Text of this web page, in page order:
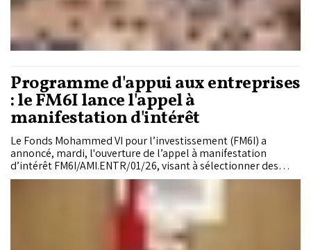
Programme d'appui aux entreprises
: le FM6I lance l'appel à
manifestation d'intérêt
Le Fonds Mohammed VI pour l’investissement (FM6I) a
annoncé, mardi, l'ouverture de l’appel à manifestation
d’intérêt FM6I/AMI.ENTR/01/26, visant à sélectionner des
entreprises marocaines devant bénéficier du Programme
d’appui aux entreprises marocaines.